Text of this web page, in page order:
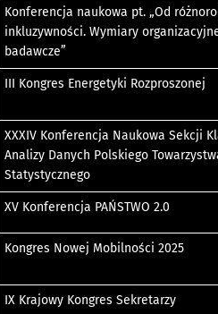
Konferencja naukowa pt. „Od
inkluzywności. Wymiary
badawcze”
III Kongres Energetyki Rozproszonej
XXXIV Konferencja Naukowa Sekcji
Analizy Danych Polskiego
Statystycznego
XV Konferencja PAŃSTWO 2.0
Kongres Nowej Mobilności 2025
IX Krajowy Kongres Sekretarzy